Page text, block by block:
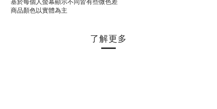
商品顏色以實體為主
了解更多